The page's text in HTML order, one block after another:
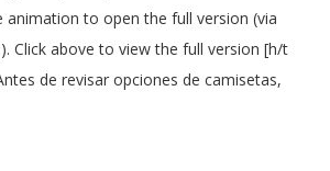
animation to open the full version (via
Click above to view the full version [h/t
de revisar opciones de camisetas,